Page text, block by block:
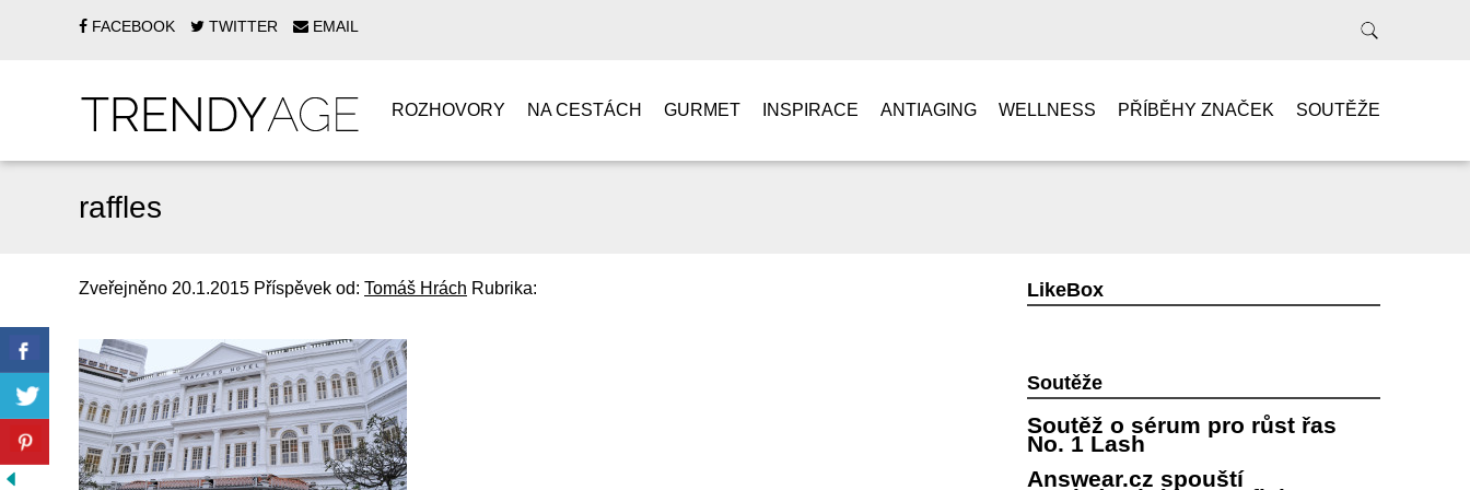
FACEBOOK TWITTER EMAIL
ROZHOVORY NA CESTÁCH GURMET INSPIRACE ANTIAGING WELLNESS PŘÍBĚHY ZNAČEK SOUTĚŽE
raffles
Zveřejněno 20.1.2015 Příspěvek od: Tomáš Hrách Rubrika: LikeBox
Soutěže
Soutěž o sérum pro růst řas
No. 1 Lash
Answear.cz spouští